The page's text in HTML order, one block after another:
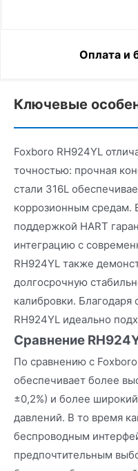
Оплата и
Ключевые
Foxboro RH924YL
точностью: прочная
стали 316L
коррозионным средам.
поддержкой HART
интеграцию с
RH924YL также
долгосрочную
калибровки. Благодаря
RH924YL идеально
Сравнение
По сравнению с
обеспечивает более
±0,2%) и более
давлений. В то время
беспроводным
предпочтительным